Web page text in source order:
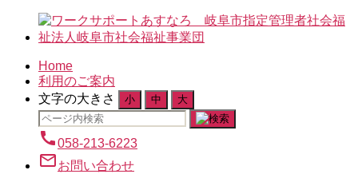
Home
利用のご案内
文字の大きさ
小 中 大
検
索
象:
call058-213-6223
mail_outlineお問い合わせ